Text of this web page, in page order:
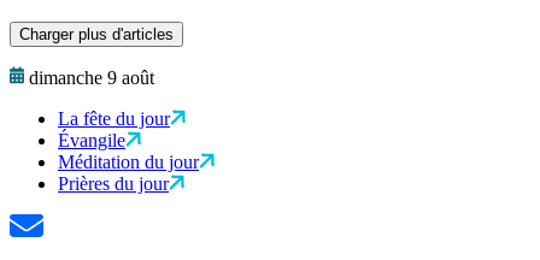
Charger plus d'articles
dimanche 9 août
La fête du jour
Évangile
Méditation du jour
Prières du jour